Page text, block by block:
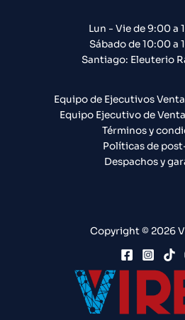
Lun - Vie de 9:00 a
Sábado de 10:00 a
Santiago: Eleuterio
Equipo de Ejecutivos
Equipo Ejecutivo de
Términos y
Políticas de
Despachos y
Copyright © 2026